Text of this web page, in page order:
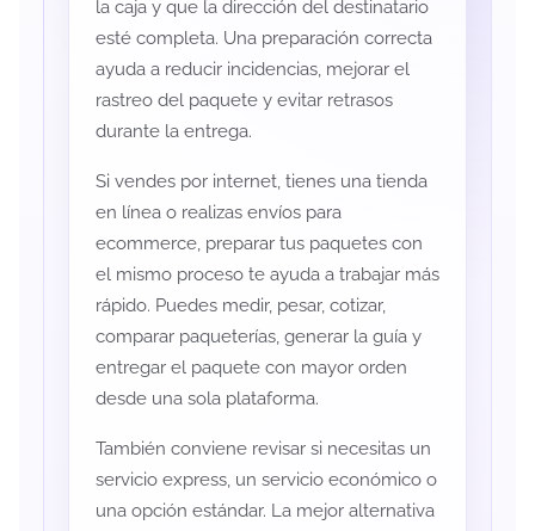
la caja y que la dirección del destinatario
esté completa. Una preparación correcta
ayuda a reducir incidencias, mejorar el
rastreo del paquete y evitar retrasos
durante la entrega.
Si vendes por internet, tienes una tienda
en línea o realizas envíos para
ecommerce, preparar tus paquetes con
el mismo proceso te ayuda a trabajar más
rápido. Puedes medir, pesar, cotizar,
comparar paqueterías, generar la guía y
entregar el paquete con mayor orden
desde una sola plataforma.
También conviene revisar si necesitas un
servicio express, un servicio económico o
una opción estándar. La mejor alternativa